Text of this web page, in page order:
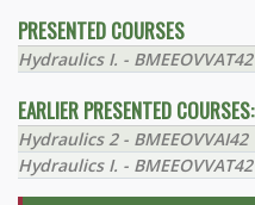
PRESENTED COURSES
Hydraulics I. - BMEEOVVAT42
EARLIER PRESENTED COURSES:
Hydraulics 2 - BMEEOVVAI42
Hydraulics I. - BMEEOVVAT42